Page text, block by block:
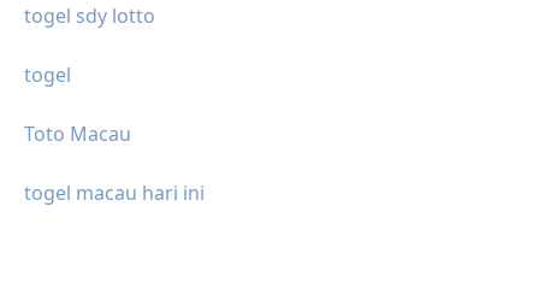
togel sdy lotto
togel
Toto Macau
togel macau hari ini